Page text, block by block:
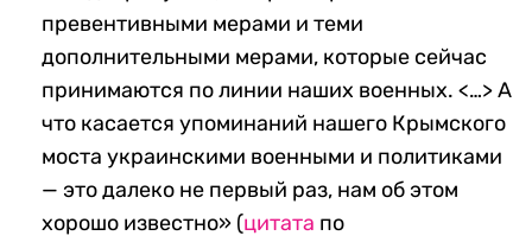
превентивными мерами и теми
дополнительными мерами, которые сейчас
принимаются по линии наших военных. <…> А
что касается упоминаний нашего Крымского
моста украинскими военными и политиками
— это далеко не первый раз, нам об этом
хорошо известно» (цитата по